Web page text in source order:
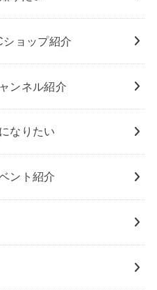
ショップ紹介
ンネル紹介
なりたい
ント紹介